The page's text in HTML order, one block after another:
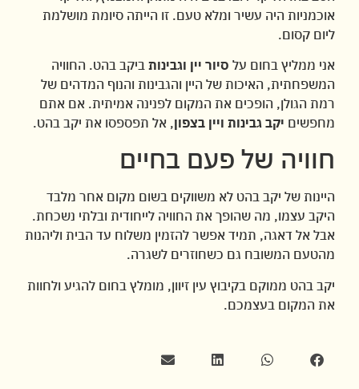
אוכמניות היה עשיר ומלא טעם. זו הייתה סיומת מושלמת
ליום קסום.
אני ממליץ בחום על סיור יין וגבינות ביקב בהט. החוויה
המשפחתית, האיכות של היין והגבינות והנוף המדהים של
רמת הגולן, הופכים את המקום לפנינה אמיתית. אם אתם
מחפשים יקב גבינות ויין בצפון, אל תפספסו את יקב בהט.
חוויה של פעם בחיים
היינות של יקב בהט לא משווקים בשום מקום אחר מלבד
היקב עצמו, מה שהופך את החוויה לייחודית ובלתי נשכחת.
אבל אל דאגה, תמיד אפשר להזמין משלוח עד הבית וליהנות
מהטעם המשובח גם כשחוזרים לשגרה.
יקב בהט ממוקם בקיבוץ עין זיוון, מומלץ בחום להגיע ולחוות
את המקום בעצמכם.